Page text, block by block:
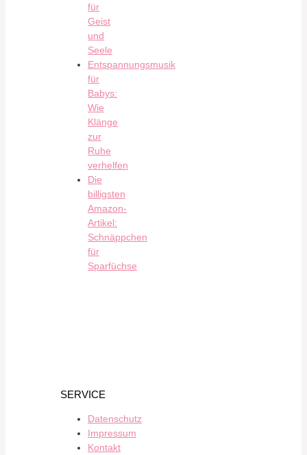
für
Geist
und
Seele
Entspannungsmusik
für
Babys:
Wie
Klänge
zur
Ruhe
verhelfen
Die
billigsten
Amazon-
Artikel:
Schnäppchen
für
Sparfüchse
SERVICE
Datenschutz
Impressum
Kontakt